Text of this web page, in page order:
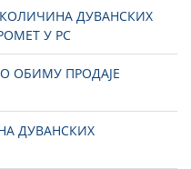
ДУВАНСКИХ
У РС
ОБИМУ ПРОДАЈЕ
ДУВАНСКИХ